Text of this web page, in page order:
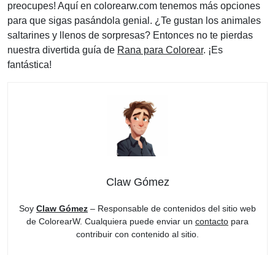
preocupes! Aquí en colorearw.com tenemos más opciones
para que sigas pasándola genial. ¿Te gustan los animales
saltarines y llenos de sorpresas? Entonces no te pierdas
nuestra divertida guía de Rana para Colorear. ¡Es
fantástica!
Claw Gómez
Soy Claw Gómez – Responsable de contenidos del sitio web
de ColorearW. Cualquiera puede enviar un contacto para
contribuir con contenido al sitio.